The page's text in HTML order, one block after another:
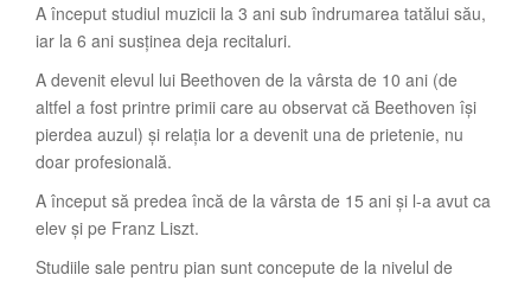
A început studiul muzicii la 3 ani sub îndrumarea tatălui său,
iar la 6 ani susținea deja recitaluri.
A devenit elevul lui Beethoven de la vârsta de 10 ani (de
altfel a fost printre primii care au observat că Beethoven își
pierdea auzul) și relația lor a devenit una de prietenie, nu
doar profesională.
A început să predea încă de la vârsta de 15 ani și l-a avut ca
elev și pe Franz Liszt.
Studiile sale pentru pian sunt concepute de la nivelul de